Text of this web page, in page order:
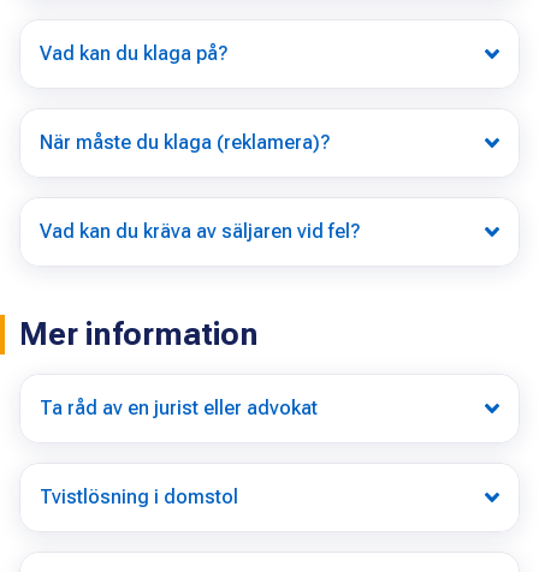
Vad kan du klaga på?
När måste du klaga (reklamera)?
Vad kan du kräva av säljaren vid fel?
Mer information
Ta råd av en jurist eller advokat
Tvistlösning i domstol